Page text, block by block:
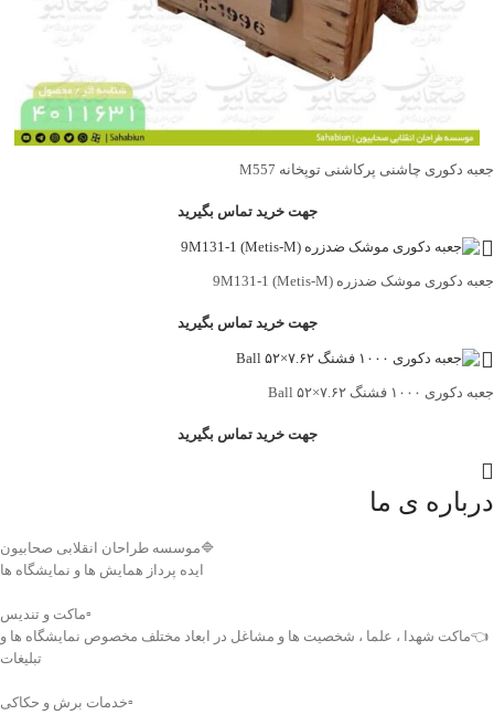
جعبه دکوری چاشنی پرکاشنی توپخانه M557
جهت خرید تماس بگیرید
جعبه دکوری موشک ضدزره 9M131-1 (Metis-M)
جهت خرید تماس بگیرید
جعبه دکوری ۱۰۰۰ فشنگ ۷.۶۲×۵۲ Ball
جهت خرید تماس بگیرید
درباره ی ما
🔷موسسه طراحان انقلابی صحابیون
ایده پرداز همایش ها و نمایشگاه ها
▫️ماکت و تندیس
👈ماکت شهدا ، علما ، شخصیت ها و مشاغل در ابعاد مختلف مخصوص نمایشگاه ها و
تبلیغات
▫️خدمات برش و حکاکی